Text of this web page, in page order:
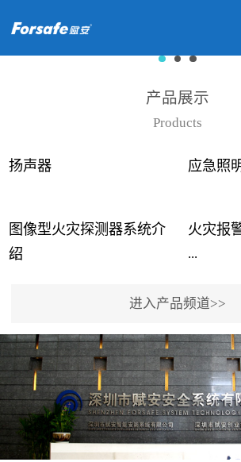
产品展示
Products
扬声器 应急照
图像型火灾探测器系统介
绍
...
事故频发，传统的火灾探
测方法已无法满足要求。
尤其是目前众多的大型影
剧院、会议展览中心、体
育馆、大型仓库和隧道空
间等，其建筑结构特殊、
火灾报
...
用了具
校验的
路状态
后向光
高可靠
等多项
进入产品频道>>